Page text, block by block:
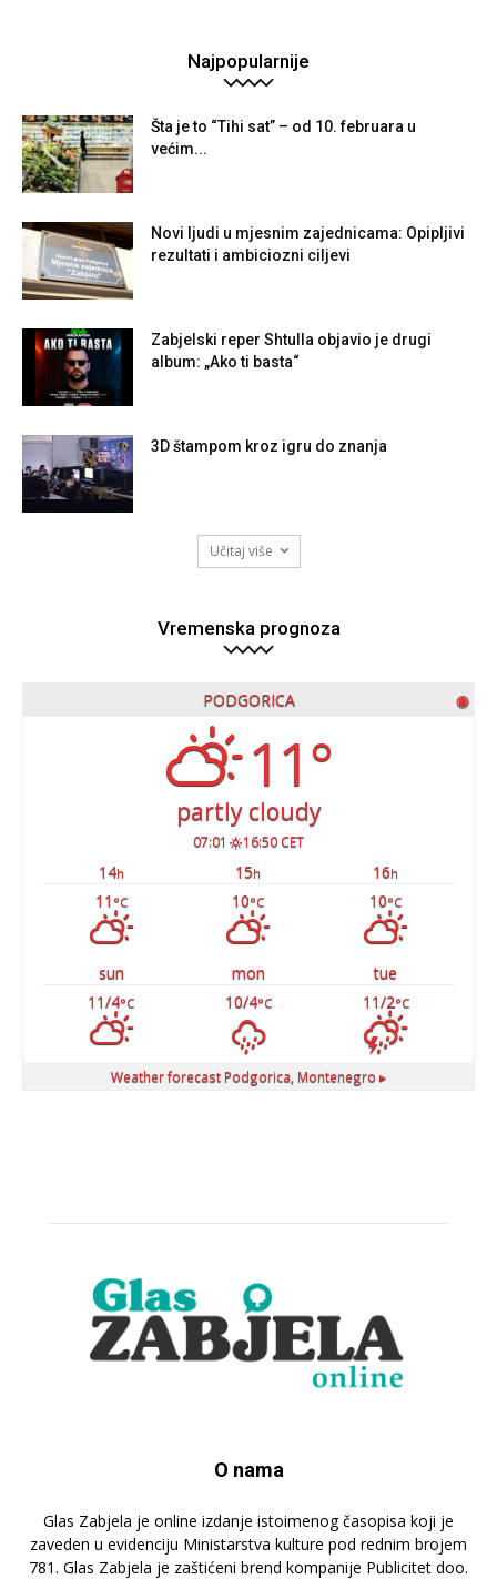
Najpopularnije
Šta je to “Tihi sat” – od 10. februara u
većim...
Novi ljudi u mjesnim zajednicama: Opipljivi
rezultati i ambiciozni ciljevi
Zabjelski reper Shtulla objavio je drugi
album: „Ako ti basta“
3D štampom kroz igru do znanja
Učitaj više
Vremenska prognoza
PODGORICA ◉
11°
partly cloudy
07:01 16:50 CET
14h 15h 16h
11 °C 10°C 10°C
sun mon
tue
11/4°C 10/4°C 11/2°C
Weather forecast Podgorica, Montenegro ▸
O nama
Glas Zabjela je online izdanje istoimenog časopisa koji je
zaveden u evidenciju Ministarstva kulture pod rednim brojem
781. Glas Zabjela je zaštićeni brend kompanije Publicitet doo.